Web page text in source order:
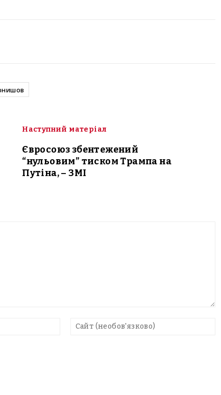
Наступний матеріал
Євросоюз збентежений
“нульовим” тиском Трампа на
Путіна, – ЗМІ